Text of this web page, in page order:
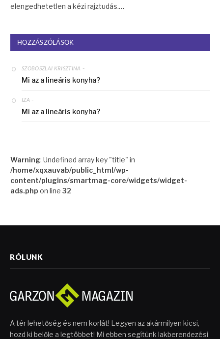
elengedhetetlen a kézi rajztudás.…
HOZZÁSZÓLÁSOK
SZOBOSZLAI KRISZTINA -
Mi az a lineáris konyha?
IZA -
Mi az a lineáris konyha?
Warning: Undefined array key "title" in
/home/xqxauvab/public_html/wp-
content/plugins/smartmag-core/widgets/widget-
ads.php on line 32
RÓLUNK
A tér lehetőség és nem korlát! Legyen az akármilyen kicsi,
hozd ki belőle a legtöbbet! Mi ebben segítünk lakberendezési